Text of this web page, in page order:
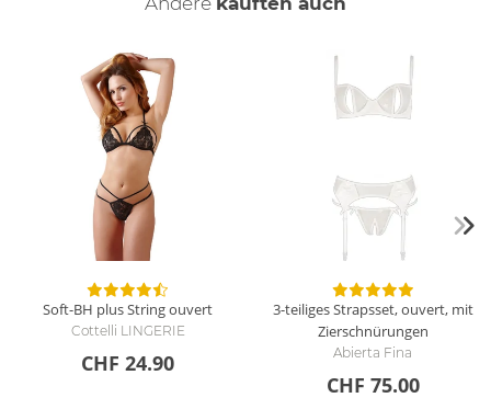
Soft-BH plus String ouvert
Cottelli LINGERIE
CHF 24.90
3-teiliges Strapsset, ouvert, mit
Zierschnürungen
Abierta Fina
CHF 75.00